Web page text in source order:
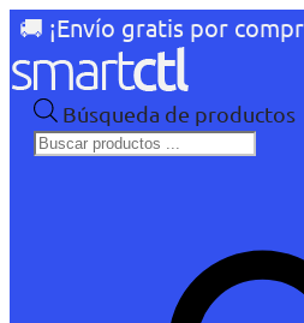
🚚 ¡Envío gratis por
Búsqueda de productos